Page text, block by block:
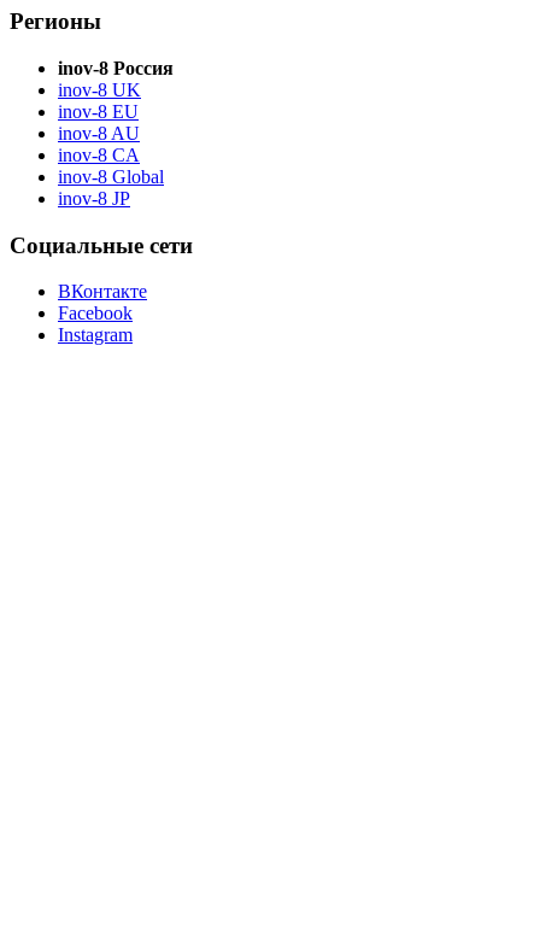
Регионы
inov-8 Россия
inov-8 UK
inov-8 EU
inov-8 AU
inov-8 CA
inov-8 Global
inov-8 JP
Социальные сети
ВКонтакте
Facebook
Instagram